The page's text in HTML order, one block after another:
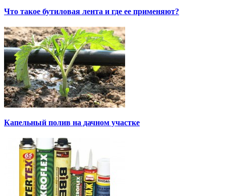
Что такое бутиловая лента и где ее применяют?
Капельный полив на дачном участке